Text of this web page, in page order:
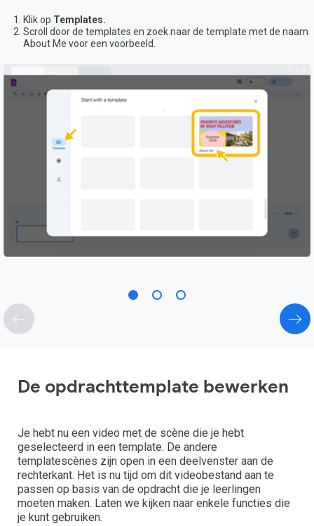
Klik op Templates.
Scroll door de templates en zoek naar de template met de naam
About Me voor een voorbeeld.
De opdrachttemplate bewerken
Je hebt nu een video met de scène die je hebt
geselecteerd in een template. De andere
templatescènes zijn open in een deelvenster aan de
rechterkant. Het is nu tijd om dit videobestand aan te
passen op basis van de opdracht die je leerlingen
moeten maken. Laten we kijken naar enkele functies die
je kunt gebruiken.